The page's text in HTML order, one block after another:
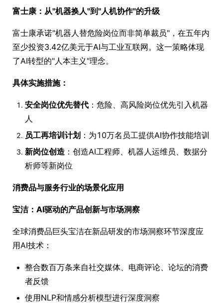
富士康：从"机器换人"到"人机协作"的升级
富士康承诺"机器人替危险岗位而非简单裁员"，在五年内
至少投资3.42亿美元于AI与工业互联网。这一策略体现
了AI转型的"人本主义"理念。
具体实施措施：
安全岗位优先替代 ：危险、高风险岗位优先引入机器
人
员工再培训计划 ：为10万名员工提供AI协作技能培训
新岗位创造 ：创造AI工程师、机器人运维员、数据分
析师等新岗位
消费品与服务行业的场景化应用
宝洁：AI驱动的产品创新与市场洞察
全球消费品巨头宝洁在新品研发的市场洞察环节深度应
用AI技术：
整合数百万条来自社交媒体、电商评论、论坛的消费
者反馈
使用NLP和情感分析模型进行深度洞察